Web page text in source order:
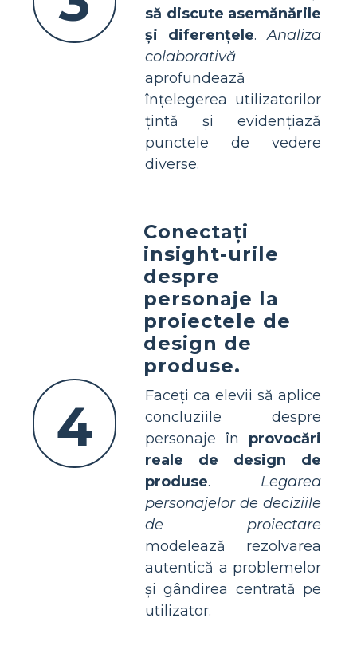
să discute asemănările
și diferențele.Analiza
colaborativă
aprofundează
înțelegerea utilizatorilor
țintă și evidențiază
punctele de vedere
diverse.
4
Conectați
insight-urile
despre
personaje la
proiectele de
design de
produse.
Faceți ca elevii să aplice
concluziile despre
personaje în provocări
reale de design de
produse. Legarea
personajelor de deciziile
de proiectare
modelează rezolvarea
autentică a problemelor
și gândirea centrată pe
utilizator.